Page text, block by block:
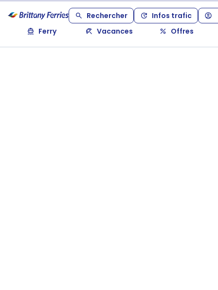
Rechercher
Infos trafic
Ferry
Vacances Offres